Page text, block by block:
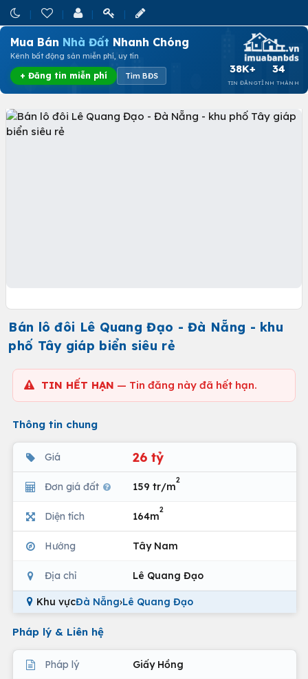
Mua Bán Nhà Đất Nhanh Chóng
Kênh bất động sản miễn phí, uy tín
+ Đăng tin miễn phí Tìm BĐS
38K+
TIN ĐĂNG
34
TỈNH THÀNH
Bán lô đôi Lê Quang Đạo - Đà Nẵng - khu
phố Tây giáp biển siêu rẻ
TIN HẾT HẠN — Tin đăng này đã hết hạn.
Thông tin chung
Giá 26 tỷ
Đơn giá đất 159 tr/m
2
Diện tích 164m
2
Hướng Tây Nam
Địa chỉ Lê Quang Đạo
Khu vựcĐà Nẵng›Lê Quang Đạo
Pháp lý & Liên hệ
Pháp lý Giấy Hồng